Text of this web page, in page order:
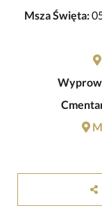
Msza Święta: